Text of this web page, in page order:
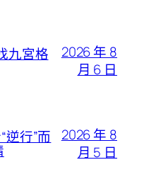
九宮格
2026 年 8
月 6 日
逆行”而
2026 年 8
月 5 日